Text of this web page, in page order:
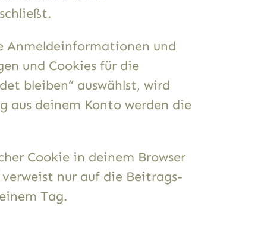
Anmeldeinformationen und
und Cookies für die
bleiben“ auswählst, wird
aus deinem Konto werden die
Cookie in deinem Browser
nur auf die Beitrags-
Tag.